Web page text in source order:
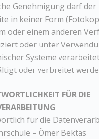
Genehmigung darf der
in keiner Form
oder einem anderen
oder unter
Systeme
oder verbreitet
FÜR DIE
für die
– Ömer Bektas